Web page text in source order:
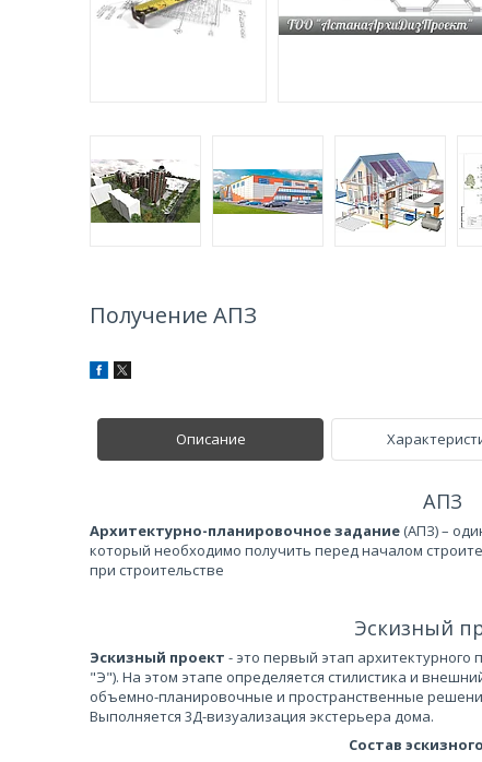
Получение АПЗ
Описание
АПЗ
Архитектурно-планировочное задание (АПЗ) –
который необходимо получить перед началом
при строительстве
Эскизный
Эскизный проект - это первый этап архитектурного
"Э"). На этом этапе определяется стилистика и
объемно-планировочные и пространственные
Выполняется 3Д-визуализация экстерьера дома.
Состав